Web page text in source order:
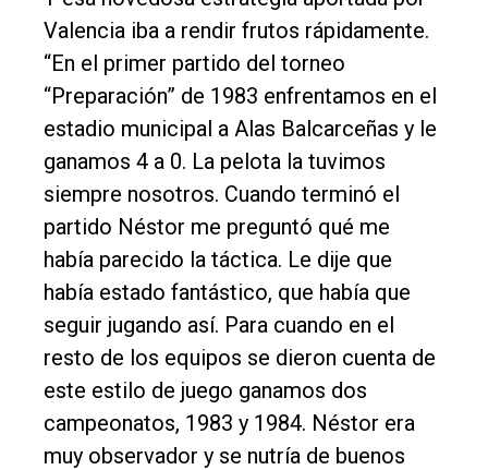
Valencia iba a rendir frutos rápidamente.
“En el primer partido del torneo
“Preparación” de 1983 enfrentamos en el
estadio municipal a Alas Balcarceñas y le
ganamos 4 a 0. La pelota la tuvimos
siempre nosotros. Cuando terminó el
partido Néstor me preguntó qué me
había parecido la táctica. Le dije que
había estado fantástico, que había que
seguir jugando así. Para cuando en el
resto de los equipos se dieron cuenta de
este estilo de juego ganamos dos
campeonatos, 1983 y 1984. Néstor era
muy observador y se nutría de buenos